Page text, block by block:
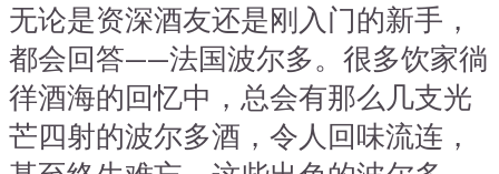
无论是资深酒友还是刚入门的新手，
都会回答——法国波尔多。很多饮家徜
徉酒海的回忆中，总会有那么几支光
芒四射的波尔多酒，令人回味流连，